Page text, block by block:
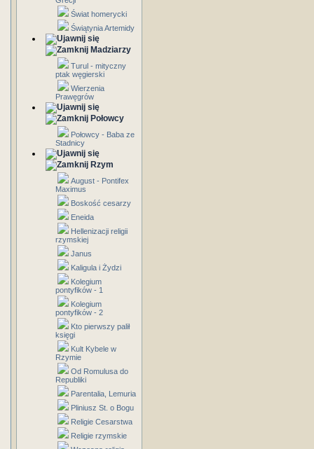
Świat homerycki
Świątynia Artemidy
Madziarzy
Turul - mityczny
ptak węgierski
Wierzenia
Prawęgrów
Połowcy
Połowcy - Baba ze
Stadnicy
Rzym
August - Pontifex
Maximus
Boskość cesarzy
Eneida
Hellenizacji religii
rzymskiej
Janus
Kaligula i Żydzi
Kolegium
pontyfików - 1
Kolegium
pontyfików - 2
Kto pierwszy palił
księgi
Kult Kybele w
Rzymie
Od Romulusa do
Republiki
Parentalia, Lemuria
Pliniusz St. o Bogu
Religie Cesarstwa
Religie rzymskie